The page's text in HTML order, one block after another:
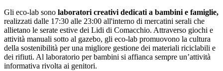
Gli eco-lab sono laboratori creativi dedicati a bambini e famiglie,
realizzati dalle 17:30 alle 23:00 all'interno di mercatini serali che
allietano le serate estive dei Lidi di Comacchio. Attraverso giochi e
attività manuali sotto al gazebo, gli eco-lab promuovono la cultura
della sostenibilità per una migliore gestione dei materiali riciclabili e
dei rifiuti. Al laboratorio per bambini si affianca sempre un’attività
informativa rivolta ai genitori.